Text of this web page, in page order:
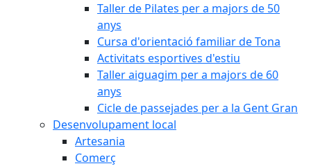
Taller de Pilates per a majors de 50
anys
Cursa d'orientació familiar de Tona
Activitats esportives d'estiu
Taller aiguagim per a majors de 60
anys
Cicle de passejades per a la Gent Gran
Desenvolupament local
Artesania
Comerç